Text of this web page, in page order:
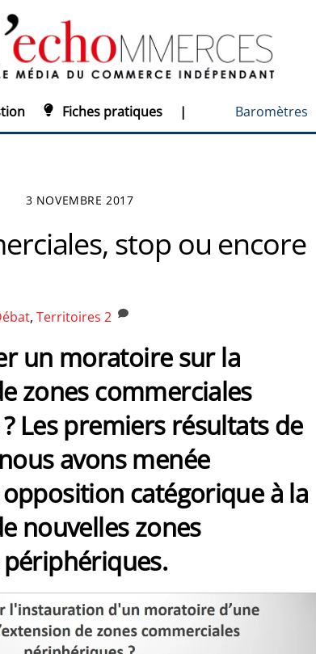
Fiches pratiques | Baromètres
3 NOVEMBRE 2017
stop ou encore
, Territoires 2
un moratoire sur la
zones commerciales
Les premiers résultats de
avons menée
catégorique à la
nouvelles zones